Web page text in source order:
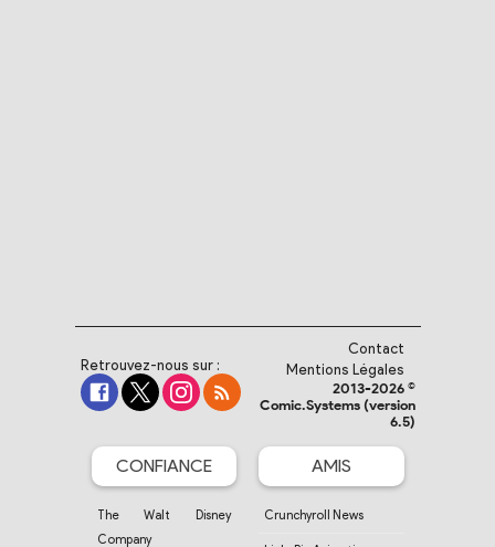
Retrouvez-nous sur :
Contact
Mentions Légales
2013-2026 ©
Comic.Systems (version
6.5)
CONFIANCE
The Walt Disney
Company
AMIS
Crunchyroll News